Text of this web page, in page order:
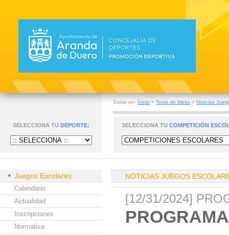
Estas en: Inicio > Tenis de Mesa > Noticias
SELECCIONA TU DEPORTE: SELECCIONA TU COMPETICIÓN
Juegos Escolares
Calendario
Actualidad
Inscripciones
Normativa
NOTICIAS JUEGOS
[12/31/2024]